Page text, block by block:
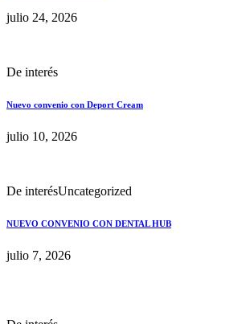
julio 24, 2026
De interés
Nuevo convenio con Deport Cream
julio 10, 2026
De interésUncategorized
NUEVO CONVENIO CON DENTAL HUB
julio 7, 2026